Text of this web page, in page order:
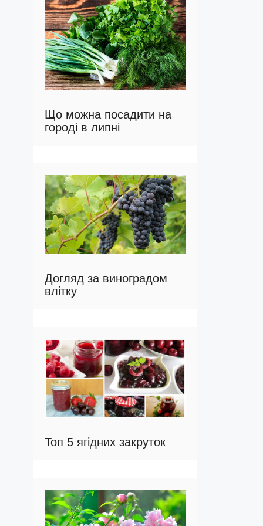
Що можна посадити на
городі в липні
Догляд за виноградом
влітку
Топ 5 ягідних закруток